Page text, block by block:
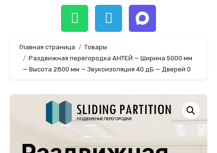
Главная страница
Товары
Раздвижная перегородка АНТЕЙ — Ширина 5000 мм
— Высота 2800 мм — Звукоизоляция 40 дБ — Дверей 0